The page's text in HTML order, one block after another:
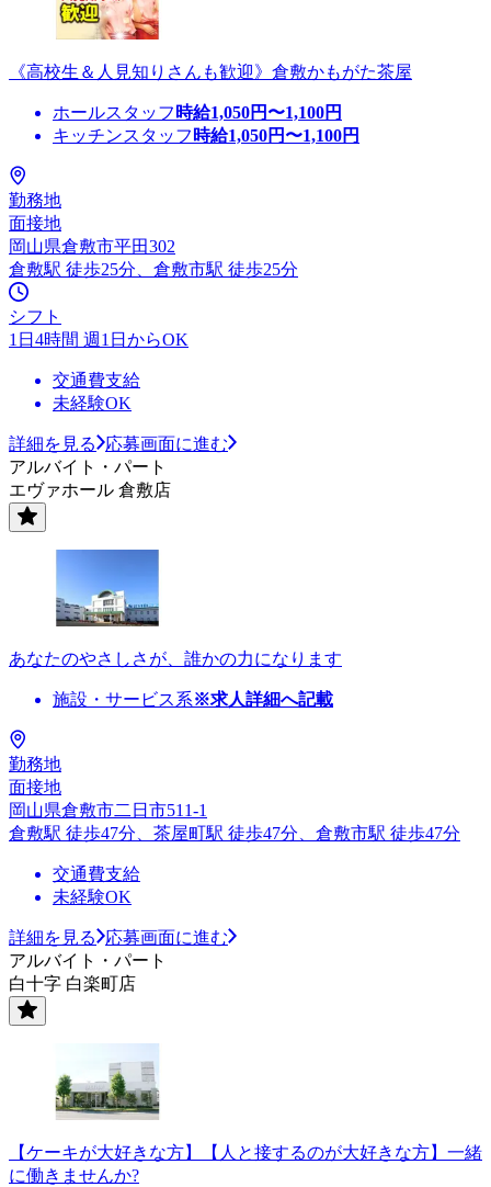
《高校生＆人見知りさんも歓迎》倉敷かもがた茶屋
ホールスタッフ 時給1,050円〜1,100円
キッチンスタッフ 時給1,050円〜1,100円
勤務地
面接地
岡山県倉敷市平田302
倉敷駅 徒歩25分、倉敷市駅 徒歩25分
シフト
1日4時間 週1日からOK
交通費支給
未経験OK
詳細を見る
応募画面に進む
アルバイト・パート
エヴァホール 倉敷店
あなたのやさしさが、誰かの力になります
施設・サービス系※求人詳細へ記載
勤務地
面接地
岡山県倉敷市二日市511-1
倉敷駅 徒歩47分、茶屋町駅 徒歩47分、倉敷市駅 徒歩47分
交通費支給
未経験OK
詳細を見る
応募画面に進む
アルバイト・パート
白十字 白楽町店
【ケーキが大好きな方】【人と接するのが大好きな方】一緒
に働きませんか?